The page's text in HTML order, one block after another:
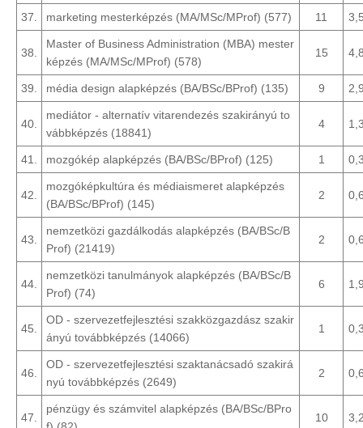
37. marketing mesterképzés (MA/MSc/MProf) (577) 11
38.
Master of Business Administration (MBA) mester
képzés (MA/MSc/MProf) (578)
15
39. média design alapképzés (BA/BSc/BProf) (135) 9
40.
mediátor - alternatív vitarendezés szakirányú to
vábbképzés (18841)
4
41. mozgókép alapképzés (BA/BSc/BProf) (125) 1
42.
mozgóképkultúra és médiaismeret alapképzés
(BA/BSc/BProf) (145)
2
43.
nemzetközi gazdálkodás alapképzés (BA/BSc/B
Prof) (21419)
2
44.
nemzetközi tanulmányok alapképzés (BA/BSc/B
Prof) (74)
6
45.
OD - szervezetfejlesztési szakközgazdász szakir
ányú továbbképzés (14066)
1
46.
OD - szervezetfejlesztési szaktanácsadó szakirá
nyú továbbképzés (2649)
2
47.
pénzügy és számvitel alapképzés (BA/BSc/BPro
10